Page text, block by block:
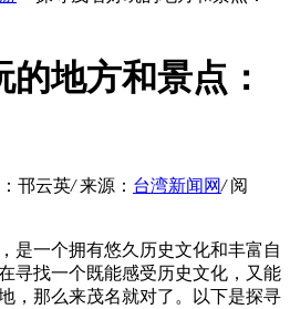
地方和景点：
邗云英/ 来源： 台湾新闻网/ 阅
是一个拥有悠久历史文化和丰富自
寻找一个既能感受历史文化，又能
，那么来茂名就对了。以下是探寻